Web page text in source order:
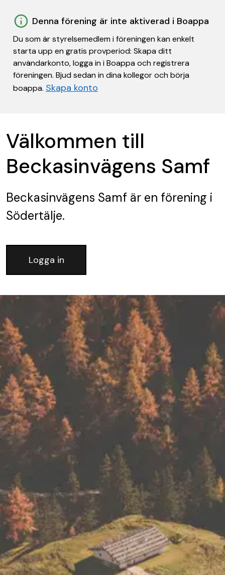
Denna förening är inte aktiverad i Boappa
Du som är styrelsemedlem i föreningen kan enkelt
starta upp en gratis provperiod: Skapa ditt
användarkonto, logga in i Boappa och registrera
föreningen. Bjud sedan in dina kollegor och börja
boappa. Skapa konto
Välkommen till
Beckasinvägens Samf
Beckasinvägens Samf är en förening i
Södertälje.
Logga in